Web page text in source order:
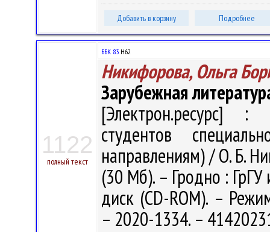
Добавить в корзину Подробнее
1122
полный текст
ББК 83.Н62
Никифорова, Ольга
Зарубежная
[Электрон.ресурс] :
студентов
направлениям) / О. Б.
(30 Мб). – Гродно :
диск (CD-ROM). –
– 2020-1334. –